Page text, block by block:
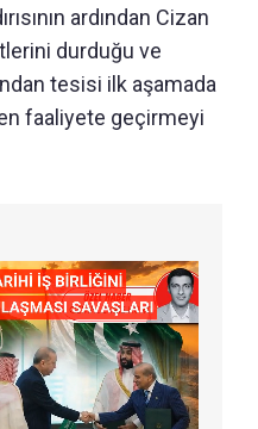
ardından Cizan
durduğu ve
tesisi ilk aşamada
faaliyete geçirmeyi